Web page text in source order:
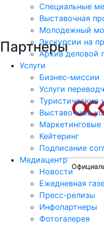
Специальные
Выставочная
Молодежный
Экскурсии на
Архив деловой
Услуги
Бизнес-миссии
Услуги
Туристические
Выставочные
Маркетинговые
Кейтеринг
Подписание
Медиацентр
Новости
Ежедневная
Пресс-релизы
Инфопартнеры
Фотогалерея
Партнеры